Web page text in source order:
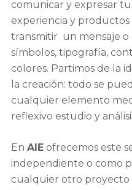
comunicar y expresar
experiencia y productos
transmitir un mensaje o
símbolos, tipografía,
colores. Partimos de la
la creación: todo se
cualquier elemento
reflexivo estudio y
En AIEofrecemos este
independiente o como
cualquier otro proyecto